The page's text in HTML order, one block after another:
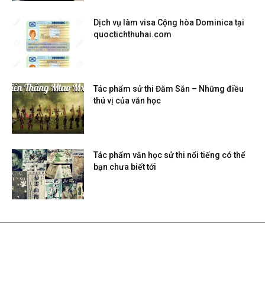
Dịch vụ làm visa Cộng hòa Dominica tại
quoctichthuhai.com
Tác phẩm sử thi Đăm Săn – Những điều
thú vị của văn học
Tác phẩm văn học sử thi nổi tiếng có thể
bạn chưa biết tới